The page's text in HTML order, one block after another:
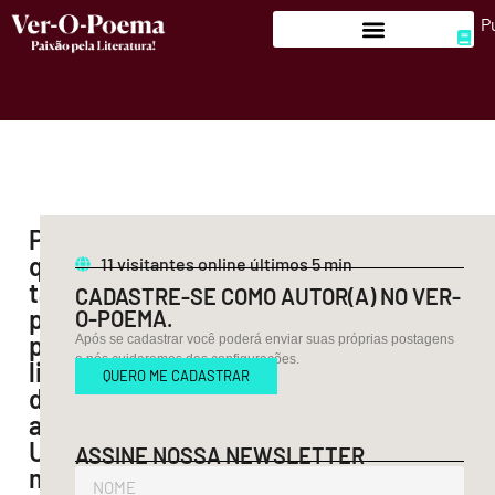
Por
que
tantas
pessoas
procuram
livros
de
autoajuda?
Um
mergulho
11visitantes online últimos 5 min
CADASTRE-SE COMO AUTOR(A) NO VER-
O-POEMA.
Após se cadastrar você poderá enviar suas próprias postagens
e nós cuidaremos das configurações.
QUERO ME CADASTRAR
ASSINE NOSSA NEWSLETTER